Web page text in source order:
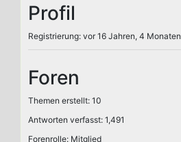
Profil
Registrierung: vor 16 Jahren, 4 Monaten
Foren
Themen erstellt: 10
Antworten verfasst: 1,491
Forenrolle: Mitglied